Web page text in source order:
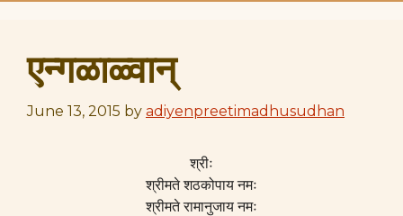
एन्गळाळ्वान्
June 13, 2015 by adiyenpreetimadhusudhan
श्रीः
श्रीमते शठकोपाय नमः
श्रीमते रामानुजाय नमः